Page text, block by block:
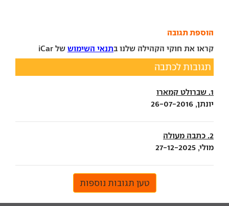
הוספת תגובה
קראו את חוקי הקהילה שלנו בתנאי השימוש של iCar
תגובות לכתבה
1. שברולט קמארו
יונתן, 26-07-2016
2. כתבה מעולה
מולי, 27-12-2025
טען תגובות נוספות